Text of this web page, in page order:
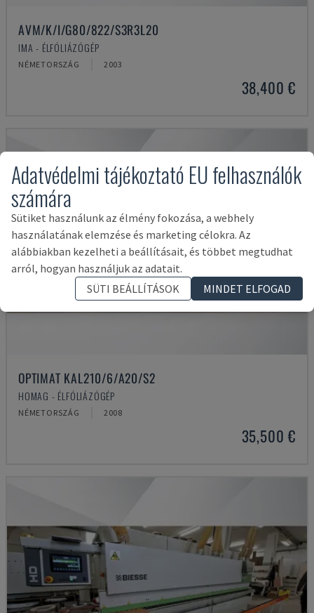
AVM/K/I/G80/822/S3R3L20
IMA - ÉLFÓLIÁZÓGÉP
NÉMETORSZÁG 2003
38,400 €
OPTIMAT KAL210/6/A20/S2
HOMAG - ÉLFÓLIÁZÓGÉP
NÉMETORSZÁG 2008
35,500 €
Adatvédelmi tájékoztató EU felhasználók
számára
Sütiket használunk az élmény fokozása, a webhely
használatának elemzése és marketing célokra. Az
alábbiakban kezelheti a beállításait, és többet megtudhat
arról, hogyan használjuk az adatait.
SÜTI BEÁLLÍTÁSOK
MINDET ELFOGAD